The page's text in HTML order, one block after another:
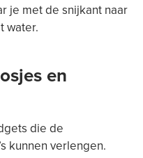
je met de snijkant naar
water.
en
die de
kunnen verlengen.